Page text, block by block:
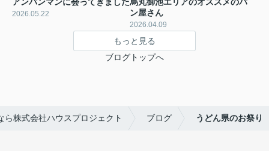
2026.05.22
ン屋さん
2026.04.09
もっと見る
ブログトップへ
株式会社ハウスプロジェクト ブログ うどん県のお祭り